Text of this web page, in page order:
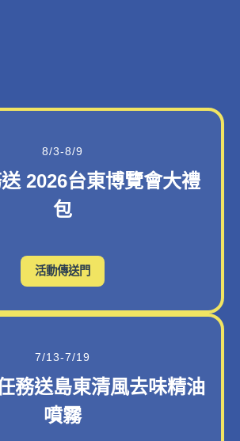
8/3-8/9
2026台東博覽會大禮
包
活動傳送門
7/13-7/19
務送島東清風去味精油
噴霧